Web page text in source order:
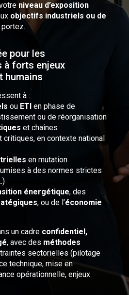
niveau d’exposition
objectifs industriels ou de
pour les
à forts enjeux
humains
à :
ou ETI en phase de
ou de réorganisation
et chaînes
critiques, en contexte national
en mutation
à des normes strictes
énergétique, des
, ou de l’économie
un cadre confidentiel,
, avec des méthodes
sectorielles (pilotage
technique, mise en
opérationnelle, enjeux